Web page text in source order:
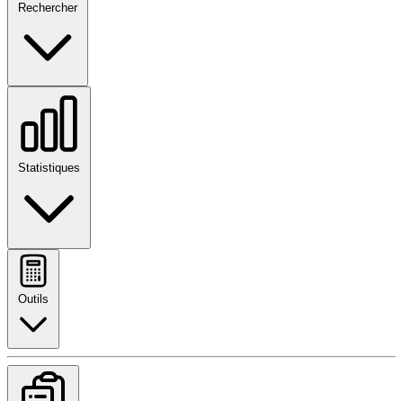
Rechercher
Statistiques
Outils